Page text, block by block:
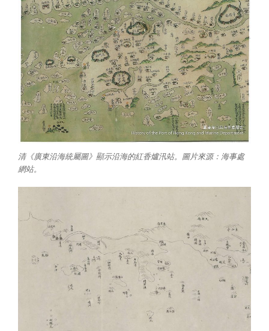
清《廣東沿海統屬圖》顯示沿海的紅香爐汛站。圖片來源：海事處
網站。